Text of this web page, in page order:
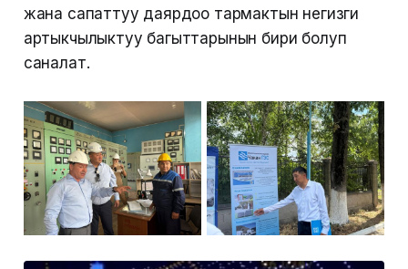
жана сапаттуу даярдоо тармактын негизги
артыкчылыктуу багыттарынын бири болуп
саналат.